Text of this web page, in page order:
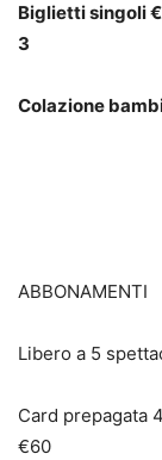
Biglietti singoli
3
Colazione
ABBONAMENTI
Libero a 5
Card prepagata
€60